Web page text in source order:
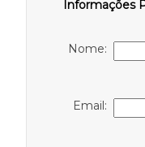
Informações
Nome:
Email: